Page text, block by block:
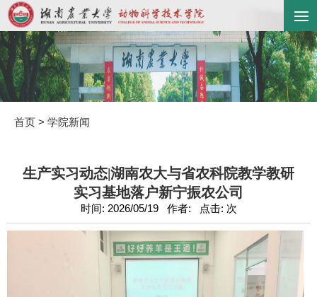
首页 > 学院新闻
生产实习动态|湖南农大与省农科院教学教研
实习基地落户新宁振农公司
时间: 2026/05/19 作者: 点击: 次